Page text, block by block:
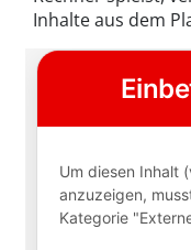
Inhalte aus dem